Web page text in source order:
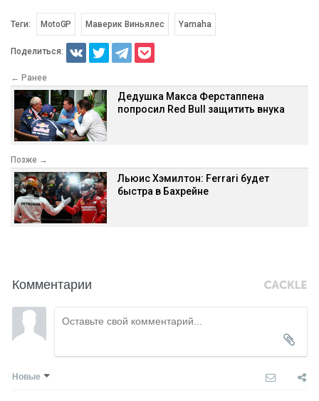
Теги: MotoGP Маверик Виньялес Yamaha
Поделиться:
← Ранее
Дедушка Макса Ферстаппена
попросил Red Bull защитить внука
Позже →
Льюис Хэмилтон: Ferrari будет
быстра в Бахрейне
Комментарии
Новые